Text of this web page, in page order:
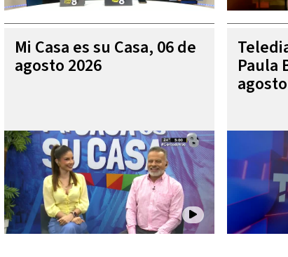
Mi Casa es su Casa, 06 de
agosto 2026 Paula